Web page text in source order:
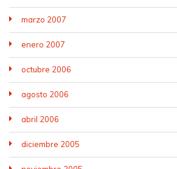
marzo 2007
enero 2007
octubre 2006
agosto 2006
abril 2006
diciembre 2005